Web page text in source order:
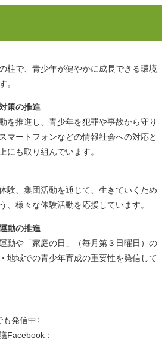
柱で、青少年が健やかに成長できる環境
。
策の推進
を推進し、青少年を犯罪や事故から守り
マートフォンなどの情報社会への対応と
にも取り組んでいます。
験、集団活動を通じて、生きていくため
、様々な体験活動を応援しています。
動の推進
動や「家庭の日」（毎月第３日曜日）の
地域での青少年育成の重要性を発信して
発信中〉
Facebook：